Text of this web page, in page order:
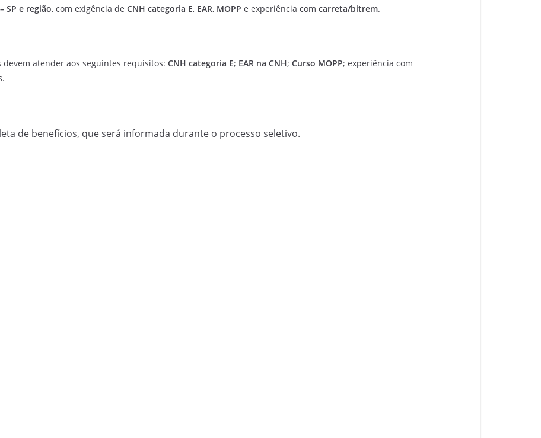
SP e região, com exigência de CNH categoria E, EAR, MOPP e experiência com carreta/bitrem.
atender aos seguintes requisitos: CNH categoria E; EAR na CNH; Curso MOPP; experiência com
de benefícios, que será informada durante o processo seletivo.